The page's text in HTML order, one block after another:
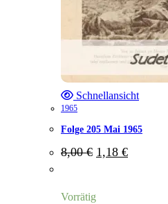
Schnellansicht
1965
Folge 205 Mai 1965
8,00€ Ursprünglicher
Preis
1,18 €Aktueller
Vorrätig